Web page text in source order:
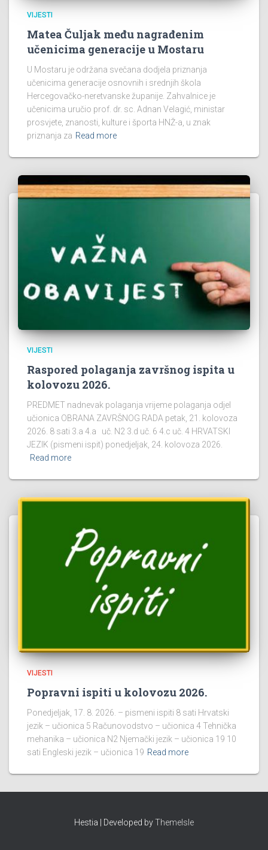
VIJESTI
Matea Čuljak među nagrađenim
učenicima generacije u Mostaru
U Mostaru je održana svečana dodjela priznanja
učenicima generacije osnovnih i srednjih škola
Hercegovačko-neretvanske županije. Zahvalnice je
učenicima uručio prof. dr. sc. Adnan Velagić, ministar
prosvjete, znanosti, kulture i športa HNŽ-a, u znak
priznanja za Read more
VIJESTI
Raspored polaganja završnog ispita u
kolovozu 2026.
PREDMET nadnevak polaganja vrijeme polaganja odjel
učionica OBRANA ZAVRŠNOG RADA petak, 21. kolovoza
2026. 8 sati 3.a 4.a uč. N2 3.d uč. 6 4.c uč. 4 HRVATSKI
JEZIK (pismeni ispit) ponedjeljak, 24. kolovoza 2026.
Read more
VIJESTI
Popravni ispiti u kolovozu 2026.
Ponedjeljak, 17. 8. 2026. – pismeni ispiti 8 sati Hrvatski
jezik – učionica 5 Računovodstvo – učionica 4 Tehnička
mehanika – učionica N2 Njemački jezik – učionica 19 10
sati Engleski jezik – učionica 19 Read more
Hestia | Developed byThemeIsle